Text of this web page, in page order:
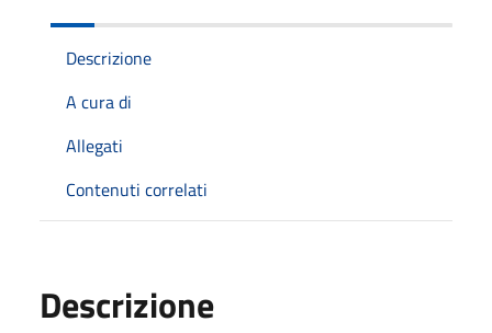
Descrizione
A cura di
Allegati
Contenuti correlati
Descrizione